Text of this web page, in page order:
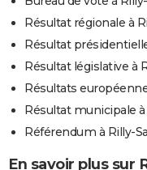
Résultat régionale à
Résultat
Résultat législative à
Résultats
Résultat municipale
Référendum à Rilly-
En savoir plus sur